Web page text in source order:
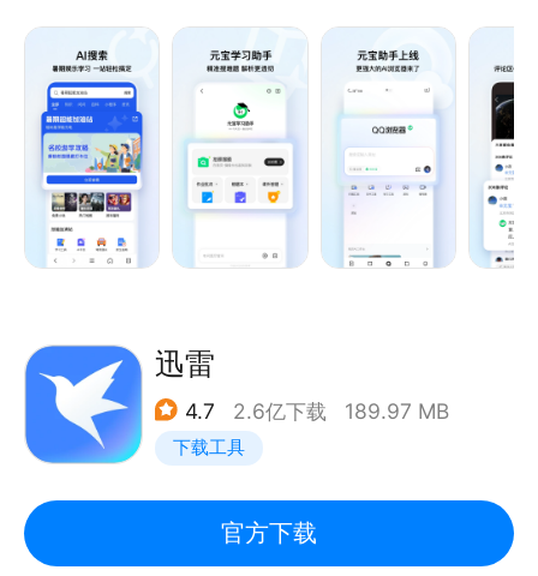
办公还是休闲追剧，在这里都能一站式搞定，让你的每
一次使用都更顺手、更省心。
【智能搜索】不止于找 更懂你所想
全网通搜：自由切换多种引擎。传统搜索帮你打捞全网
资源，AI搜帮你提炼核心，真正做到1+1>2。
多模态搜索： 除了传统打字，拍照搜、语音搜，无论
梳理，给出的答案全面、可靠有深度。
【视频播放器】AI加持 观影自由
加速播：视频加速技术，智能匹配最优网络线路，告别
AI 实时字幕：实时生成字幕，翻译多国语言，生肉视
频也能轻松啃。
迅雷
4.7 2.6亿下载 189.97 MB
下载工具
官方下载